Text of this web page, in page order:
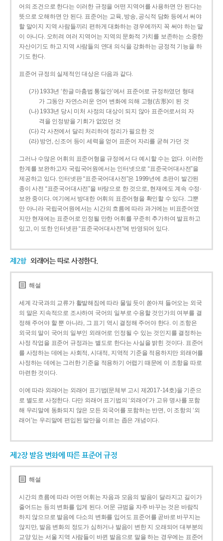
어의 조건으로 한다는 이러한 규정을 어떤 지역어를 사용하면 안 된다는
뜻으로 오해하면 안 된다. 표준어는 교육, 방송, 공식적 담화 등에서 써야
할 말이지 지역 사람들끼리 편하게 대화하는 경우에까지 꼭 써야 하는 말
이 아니다. 오히려 여러 지역어는 지역의 문화적 가치를 보존하는 소중한
자산이기도 하고 지역 사람들의 연대 의식을 강화하는 긍정적 기능을 하
기도 한다.
표준어 규정의 실제적인 대상은 다음과 같다.
(가) 1933년 ‘한글 마춤법 통일안’에서 표준어로 규정하였던 형태
가 그동안 자연스러운 언어 변화에 의해 고형(古形)이 된 것
(나) 1933년 당시 미처 사정의 대상이 되지 않아 표준어로서의 자
격을 인정받을 기회가 없었던 것
(다) 각 사전에서 달리 처리하여 정리가 필요한 것
(라) 방언, 신조어 등이 세력을 얻어 표준어 자리를 굳혀 가던 것
그러나 수많은 어휘의 표준어형을 규정에서 다 예시할 수는 없다. 이러한
한계를 보완하고자 국립국어원에서는 인터넷으로 “표준국어대사전”을
제공하고 있다. 인터넷판 “표준국어대사전”은 1999년에 초판이 발간된
종이 사전 “표준국어대사전”을 바탕으로 한 것으로, 현재에도 계속 수정·
보완 중이다. 여기에서 방대한 어휘의 표준어형을 확인할 수 있다. 그뿐
만 아니라 국립국어원에서는 시간의 흐름에 따라 과거에는 비표준어였
지만 현재에는 표준어로 인정될 만한 어휘를 꾸준히 추가하여 발표하고
있고, 이 또한 인터넷판 “표준국어대사전”에 반영되어 있다.
제2항 외래어는 따로 사정한다.
해설
세계 각국과의 교류가 활발해짐에 따라 물밀 듯이 쏟아져 들어오는 외국
의 말은 지속적으로 조사하여 국어의 일부로 수용할 것인가의 여부를 결
정해 주어야 할 뿐 아니라, 그 표기 역시 결정해 주어야 한다. 이 조항은
외국의 말이 국어의 일부인 외래어로 인정될 수 있는 것인지를 결정하는
사정 작업을 표준어 규정과는 별도로 한다는 사실을 밝힌 것이다. 표준어
를 사정하는 데에는 사회적, 시대적, 지역적 기준을 적용하지만 외래어를
사정하는 데에는 그러한 기준을 적용하기 어렵기 때문에 이 조항을 따로
마련한 것이다.
이에 따라 외래어는 외래어 표기법(문체부 고시 제2017-14호)을 기준으
로 별도로 사정한다. 다만 외래어 표기법의 ‘외래어’가 고유 명사를 포함
해 우리말에 동화되지 않은 모든 외국어를 포함하는 반면, 이 조항의 ‘외
래어’는 우리말에 편입된 말만을 이르는 좁은 개념이다.
제2장 발음 변화에 따른 표준어 규정
해설
시간의 흐름에 따라 어떤 어휘는 자음과 모음의 발음이 달라지고 길이가
줄어드는 등의 변화를 입게 된다. 어문 규범을 자주 바꾸는 것은 바람직
하지 않으므로 발음에 다소의 변화를 입어도 표준어를 곧바로 바꾸지는
않지만, 발음 변화의 정도가 심하거나 발음이 변한 지 오래되어 대부분의
교양 있는 서울 지역 사람들이 바뀐 발음으로 말을 하는 경우에는 표준어